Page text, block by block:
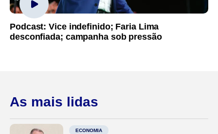
Podcast: Vice indefinido; Faria Lima
desconfiada; campanha sob pressão
As mais lidas
ECONOMIA